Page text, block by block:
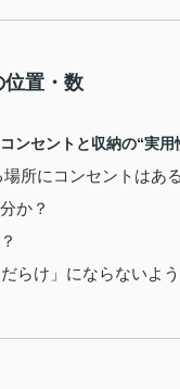
置・数
コンセントと収納の“実用
所にコンセントはあ
か？
らけ」にならないよう